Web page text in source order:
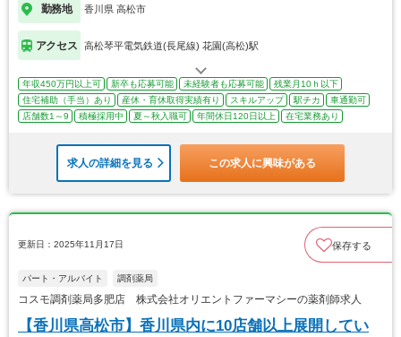
勤務地 香川県 高松市
アクセス 高松琴平電気鉄道(長尾線) 花園(高松)駅
年収450万円以上可 新卒も応募可能 未経験者も応募可能
残業月10ｈ以下
住宅補助（手当）あり
産休・育休取得実績有り スキルアップ 駅チカ
車通勤可
店舗数1～9
積極採用中 夏～秋入職可 年間休日120日以上 在宅業務あり
求人の詳細を見る この求人に興味がある
更新日：2025年11月17日 保存する
パート・アルバイト 調剤薬局
コスモ調剤薬局多肥店 株式会社オリエントファーマシーの薬剤師求人
【香川県高松市】香川県内に10店舗以上展開してい